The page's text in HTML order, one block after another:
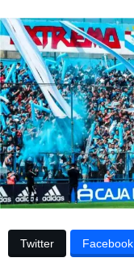
s
d
e
l
a
p
u
b
l
i
Twitter Facebook